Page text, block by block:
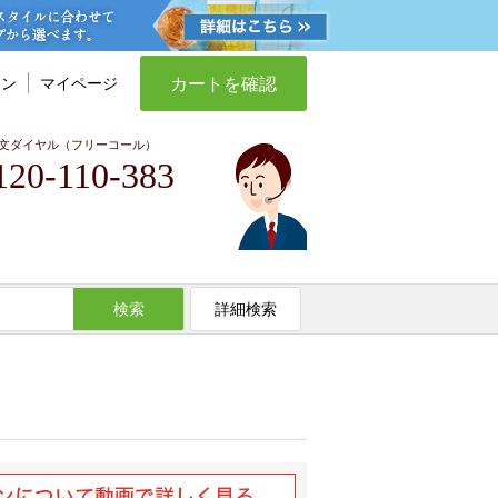
マイページ カートを確認
ダイヤル（フリーコール）
110-383
検索 詳細検索